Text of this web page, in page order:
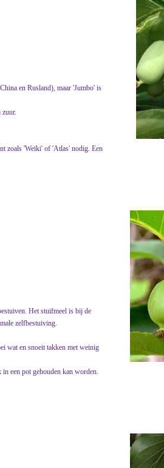
en Rusland), maar 'Jumbo' is
zuur.
zoals 'Weiki' of 'Atlas' nodig. Een
Het stuifmeel is bij de
zelfbestuiving.
wat en snoeit takken met weinig
een pot gehouden kan worden.